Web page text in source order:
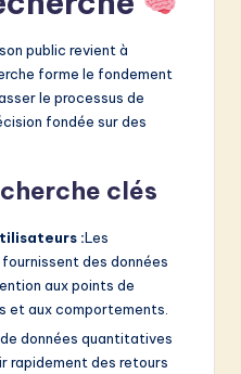
public revient à
forme le fondement
le processus de
fondée sur des
clés
:Les
des données
aux points de
et aux comportements.
données quantitatives
rapidement des retours